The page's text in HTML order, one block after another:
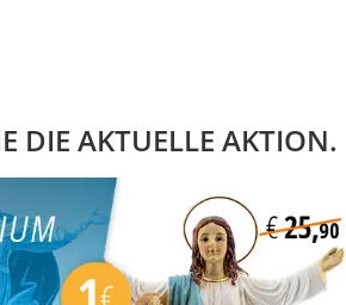
DIE AKTUELLE AKTION.